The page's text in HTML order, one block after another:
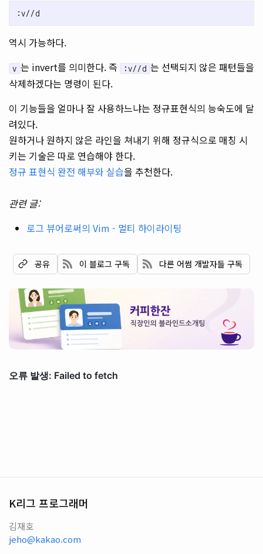
역시 가능하다.
v 는 invert를 의미한다. 즉 :v//d 는 선택되지 않은 패턴들을
삭제하겠다는 명령이 된다.
이 기능들을 얼마나 잘 사용하느냐는 정규표현식의 능숙도에 달
려있다.
원하거나 원하지 않은 라인을 쳐내기 위해 정규식으로 매칭 시
키는 기술은 따로 연습해야 한다.
정규 표현식 완전 해부와 실습을 추천한다.
관련 글:
로그 뷰어로써의 Vim - 멀티 하이라이팅
공유 이 블로그 구독 다른 어썸 개발자들 구독
K리그 프로그래머
김재호
jeho@kakao.com